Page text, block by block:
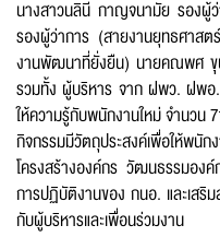
นางสาวนลินี กาญจนามัย รองผู้
รองผู้ว่าการ (สายงานยุทธศาส
งานพัฒนาที่ยั่งยืน) นายคณพศ ขุ
รวมทั้ง ผู้บริหาร จาก ฝพว. ฝพ
ให้ความรู้กับพนักงานใหม่ จำนวน
กิจกรรมมีวัตถุประสงค์เพื่อให้
โครงสร้างองค์กร วัฒนธรรมอง
การปฏิบัติงานของ กนอ. และเสริ
กับผู้บริหารและเพื่อนร่วมงาน
Phone Number*
Email*